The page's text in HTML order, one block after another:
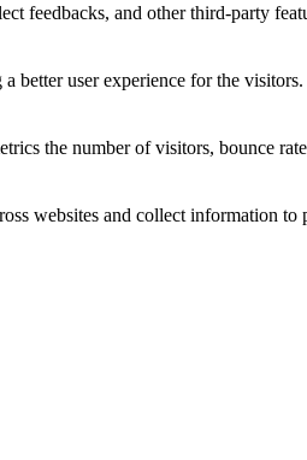
feedbacks, and other third-party
better user experience for the visitors.
the number of visitors, bounce
websites and collect information to